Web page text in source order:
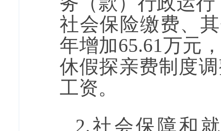
社会保险缴费、
年增加65.61万元
休假探亲费制度
工资。
2.社会保障和